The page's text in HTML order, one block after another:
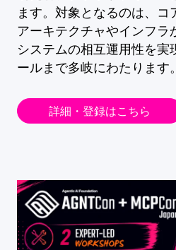
ます。対象となるのは、コ
アーキテクチャやインフラ
システムの相互運用性を実
ールまで多岐にわたります。
詳細・登録はこちら